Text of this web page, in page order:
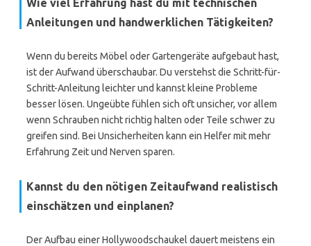
Wie viel Erfahrung hast du mit technischen
Anleitungen und handwerklichen Tätigkeiten?
Wenn du bereits Möbel oder Gartengeräte aufgebaut hast,
ist der Aufwand überschaubar. Du verstehst die Schritt-für-
Schritt-Anleitung leichter und kannst kleine Probleme
besser lösen. Ungeübte fühlen sich oft unsicher, vor allem
wenn Schrauben nicht richtig halten oder Teile schwer zu
greifen sind. Bei Unsicherheiten kann ein Helfer mit mehr
Erfahrung Zeit und Nerven sparen.
Kannst du den nötigen Zeitaufwand realistisch
einschätzen und einplanen?
Der Aufbau einer Hollywoodschaukel dauert meistens ein